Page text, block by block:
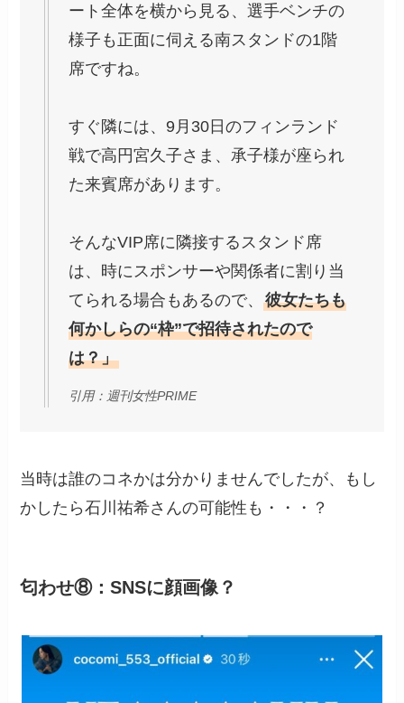
ート全体を横から見る、選手ベンチの
様子も正面に伺える南スタンドの1階
席ですね。
すぐ隣には、9月30日のフィンランド
戦で高円宮久子さま、承子様が座られ
た来賓席があります。
そんなVIP席に隣接するスタンド席
は、時にスポンサーや関係者に割り当
てられる場合もあるので、彼女たちも
何かしらの“枠”で招待されたので
は？」
引用：週刊女性PRIME
当時は誰のコネかは分かりませんでしたが、もし
かしたら石川祐希さんの可能性も・・・？
匂わせ⑧：SNSに顔画像？